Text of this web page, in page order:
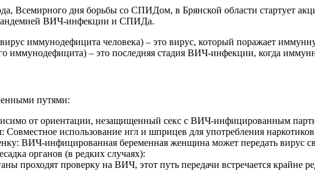
Всемирного дня борьбы со СПИДом, в Брянской области стартует
ВИЧ-инфекции и СПИДа.
иммунодефицита человека) – это вирус, который поражает
– это последняя стадия ВИЧ-инфекции, когда
путями:
от ориентации, незащищенный секс с ВИЧ-инфицированным
Совместное использование игл и шприцев для употребления
ВИЧ-инфицированная беременная женщина может передать вирус
органов (в редких случаях):
проходят проверку на ВИЧ, этот путь передачи встречается крайне